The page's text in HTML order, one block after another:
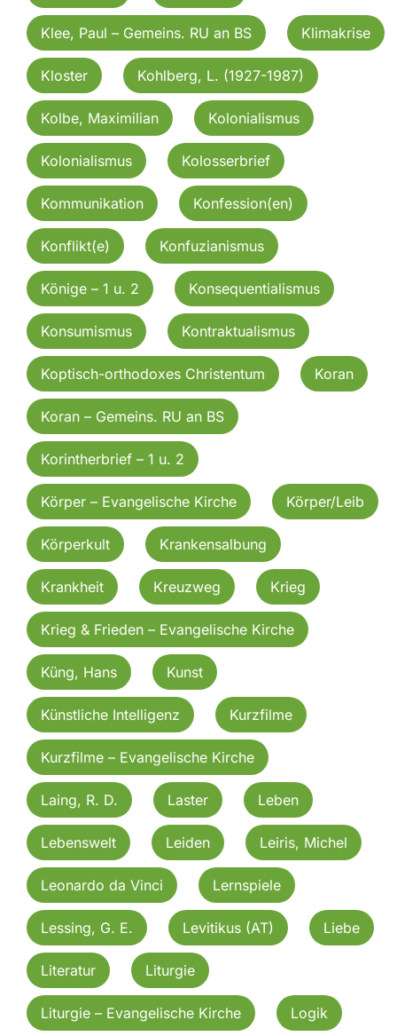
Klee, Paul – Gemeins. RU an BS Klimakrise
Kloster Kohlberg, L. (1927-1987)
Kolbe, Maximilian Kolonialismus
Kolonialismus Kolosserbrief
Kommunikation Konfession(en)
Konflikt(e) Konfuzianismus
Könige – 1 u. 2 Konsequentialismus
Konsumismus Kontraktualismus
Koptisch-orthodoxes Christentum Koran
Koran – Gemeins. RU an BS
Korintherbrief – 1 u. 2
Körper – Evangelische Kirche Körper/Leib
Körperkult Krankensalbung
Krankheit Kreuzweg Krieg
Krieg & Frieden – Evangelische Kirche
Küng, Hans Kunst
Künstliche Intelligenz Kurzfilme
Kurzfilme – Evangelische Kirche
Laing, R. D. Laster Leben
Lebenswelt Leiden Leiris, Michel
Leonardo da Vinci Lernspiele
Lessing, G. E. Levitikus (AT) Liebe
Literatur Liturgie
Liturgie – Evangelische Kirche Logik